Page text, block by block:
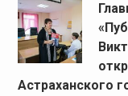
Астраханского